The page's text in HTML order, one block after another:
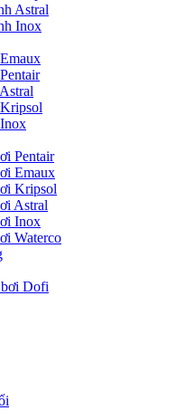
Astral
Inox
Pentair
Emaux
Kripsol
Astral
Inox
Waterco
Dofi